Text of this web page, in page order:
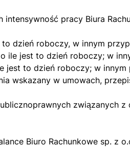
pracy Biura
dzień roboczy, w innym
ile jest to dzień roboczy; w
to dzień roboczy; w
wskazany w umowach,
związanych z
Biuro Rachunkowe sp. z